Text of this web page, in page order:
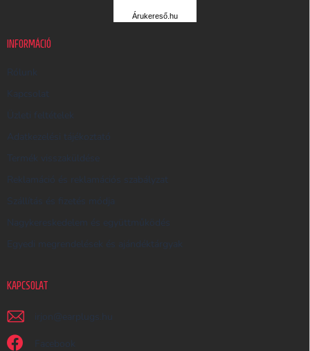
U
Árukereső.hu
INFORMÁCIÓ
Rólunk
Kapcsolat
Üzleti feltételek
Adatkezelési tájékoztató
Termék visszaküldése
Reklamáció és reklamációs szabályzat
Szállítás és fizetés módja
Nagykereskedelem és együttműködés
Egyedi megrendelések és ajándéktárgyak
KAPCSOLAT
irjon @ earplugs.hu
Facebook